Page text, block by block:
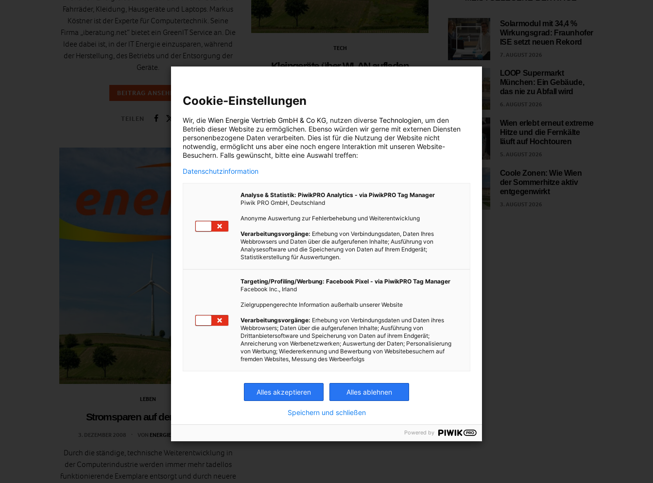
Fahrräder, Kleidung, Hausgeräte und Laptops. Markus
Köstner ist der Experte für Computertechnik. Seine
Firma „iberatung.net“ bietet ein GreenIT Service an. Die
Idee dabei ist, in der IT Energie einzusparen, während
der Herstellung, des Betriebs und der Entsorgung der
Geräte.
BEITRAG ANSEHEN
TEILEN
LEBEN
Stromsparen auf dem Schirm
3. DEZEMBER 2008 VON ENERGIELEBEN REDAKTION
Durch die ständige, technische Weiterentwicklung in
der Computerindustrie werden immer mehr tadellos
funktionierende Exemplare entsorgt und durch neuere
TECH
Kleingeräte über WLAN aufladen
Ein interessantes Konzept aus den USA soll es
aufladen kann – sofern in Reichweite. „Bislang war die
Vorstellung, beispielsweise tagelang in der Universität
mit…
TEILEN
1
Solarmodul mit 34,4 %
Wirkungsgrad: Fraunhofer
ISE setzt neuen Rekord
7. AUGUST 2026
LOOP Supermarkt
München: Ein Gebäude,
das nie zu Abfall wird
6. AUGUST 2026
Wien erlebt erneut extreme
Hitze und die Fernkälte
läuft auf Hochtouren
5. AUGUST 2026
Coole Zonen: Wie Wien
der Sommerhitze aktiv
entgegenwirkt
3. AUGUST 2026
Cookie-Einstellungen
Wir, die Wien Energie Vertrieb GmbH & Co KG, nutzen diverse Technologien, um den
Betrieb dieser Website zu ermöglichen. Ebenso würden wir gerne mit externen Diensten
personenbezogene Daten verarbeiten. Dies ist für die Nutzung der Website nicht
notwendig, ermöglicht uns aber eine noch engere Interaktion mit unseren Website-
Besuchern. Falls gewünscht, bitte eine Auswahl treffen:
Datenschutzinformation
Analyse & Statistik: PiwikPRO Analytics - via PiwikPRO Tag Manager
Piwik PRO GmbH, Deutschland
Anonyme Auswertung zur Fehlerbehebung und Weiterentwicklung
Verarbeitungsvorgänge: Erhebung von Verbindungsdaten, Daten Ihres
Webbrowsers und Daten über die aufgerufenen Inhalte; Ausführung von
Analysesoftware und die Speicherung von Daten auf Ihrem Endgerät;
Statistikerstellung für Auswertungen.
Targeting/Profiling/Werbung: Facebook Pixel - via PiwikPRO Tag Manager
Facebook Inc., Irland
Zielgruppengerechte Information außerhalb unserer Website
Verarbeitungsvorgänge: Erhebung von Verbindungsdaten und Daten ihres
Webbrowsers; Daten über die aufgerufenen Inhalte; Ausführung von
Drittanbietersoftware und Speicherung von Daten auf ihrem Endgerät;
Anreicherung von Werbenetzwerken; Auswertung der Daten; Personalisierung
von Werbung; Wiedererkennung und Bewerbung von Websitebesuchern auf
fremden Websites, Messung des Werbeerfolgs
Alles akzeptieren Alles ablehnen
Speichern und schließen
Powered by